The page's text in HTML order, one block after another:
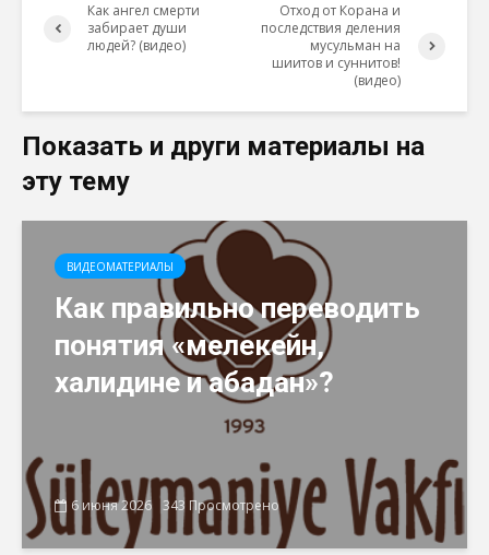
Как ангел смерти
забирает души
людей? (видео)
Отход от Корана и
последствия деления
мусульман на
шиитов и суннитов!
(видео)
Показать и други материалы на
эту тему
ВИДЕОМАТЕРИАЛЫ
Как правильно переводить
понятия «мелекейн,
халидине и абадан»?
6 июня 2026 343 Просмотрено